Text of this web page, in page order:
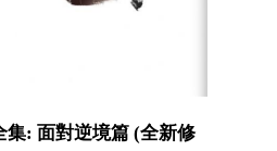
集: 面對逆境篇 (全新修